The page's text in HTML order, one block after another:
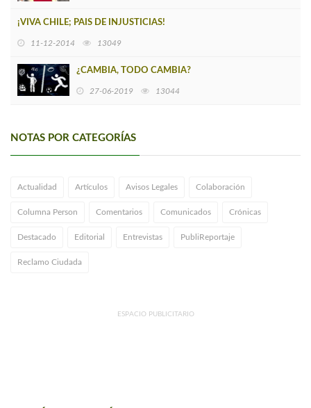
¡VIVA CHILE; PAIS DE INJUSTICIAS!
11-12-2014 13049
¿CAMBIA, TODO CAMBIA?
27-06-2019 13044
NOTAS POR CATEGORÍAS
Actualidad Artículos Avisos Legales Colaboración
Columna Person Comentarios Comunicados Crónicas
Destacado Editorial Entrevistas PubliReportaje
Reclamo Ciudada
ESPACIO PUBLICITARIO